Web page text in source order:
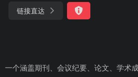
链接直达
一个涵盖期刊、会议纪要、论文、学术